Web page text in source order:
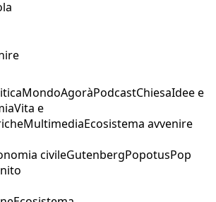
MondoAgoràPodcastChiesaIdee e
Vita e
MultimediaEcosistema avvenire
civileGutenbergPopotusPop